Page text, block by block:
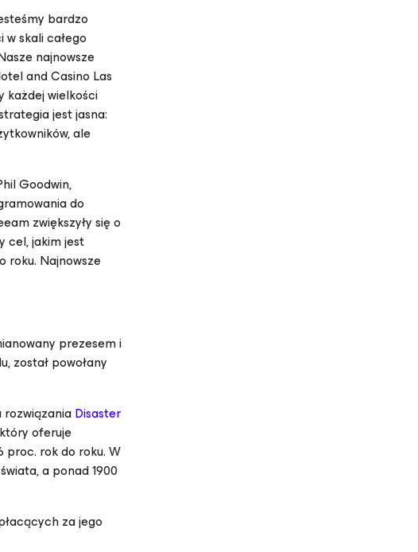
bardzo
skali całego
najnowsze
and Casino Las
każdej wielkości
jest jasna:
ale
Goodwin,
do
zwiększyły się o
cel, jakim jest
roku. Najnowsze
prezesem i
został powołany
Disaster
oferuje
proc. rok do roku. W
a ponad 1900
za jego